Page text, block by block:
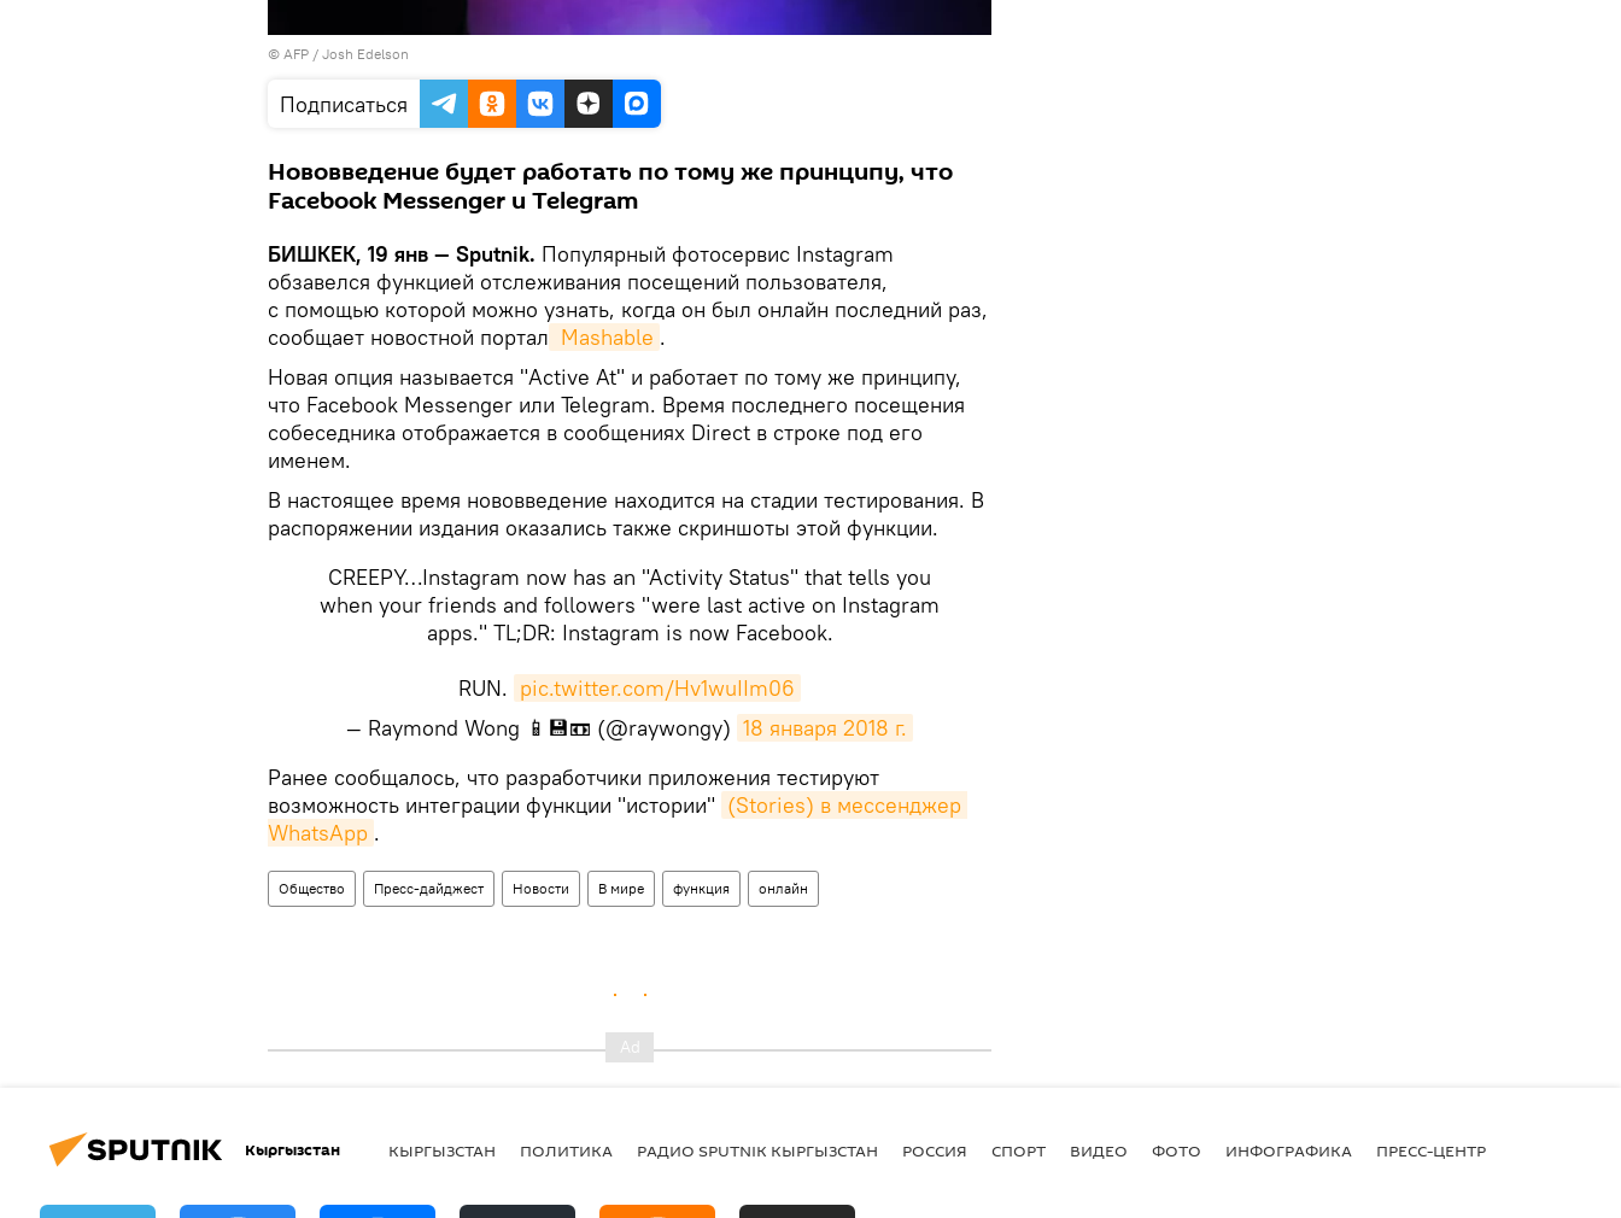
© AFP / Josh Edelson
Подписаться
Нововведение будет работать по тому же принципу, что
Facebook Messenger и Telegram
БИШКЕК, 19 янв — Sputnik. Популярный фотосервис Instagram
обзавелся функцией отслеживания посещений пользователя,
с помощью которой можно узнать, когда он был онлайн последний раз,
сообщает новостной портал Mashable .
Новая опция называется "Active At" и работает по тому же принципу,
что Facebook Messenger или Telegram. Время последнего посещения
собеседника отображается в сообщениях Direct в строке под его
именем.
В настоящее время нововведение находится на стадии тестирования. В
распоряжении издания оказались также скриншоты этой функции.
CREEPY…Instagram now has an "Activity Status" that tells you
when your friends and followers "were last active on Instagram
apps." TL;DR: Instagram is now Facebook.
RUN. pic.twitter.com/Hv1wuIIm06
— Raymond Wong 📱💾📼 (@raywongy) 18 января 2018 г.
​Ранее сообщалось, что разработчики приложения тестируют
возможность интеграции функции "истории" (Stories) в мессенджер
WhatsApp .
Общество Пресс-дайджест Новости В мире функция онлайн
Кыргызстан КЫРГЫЗСТАН ПОЛИТИКА РАДИО SPUTNIK КЫРГЫЗСТАН РОССИЯ СПОРТ ВИДЕО ФОТО ИНФОГРАФИКА ПРЕСС-ЦЕНТР